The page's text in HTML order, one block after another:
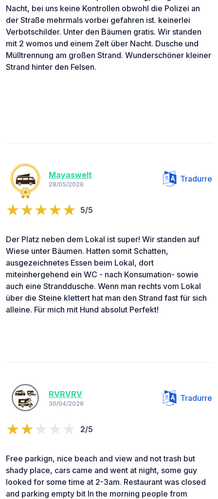
Nacht, bei uns keine Kontrollen obwohl die Polizei an
der Straße mehrmals vorbei gefahren ist. keinerlei
Verbotschilder. Unter den Bäumen gratis. Wir standen
mit 2 womos und einem Zelt über Nacht. Dusche und
Mülltrennung am großen Strand. Wunderschöner kleiner
Strand hinter den Felsen.
Mayaswelt
28/05/2026
Tradurre
5/5
Der Platz neben dem Lokal ist super! Wir standen auf
Wiese unter Bäumen. Hatten somit Schatten,
ausgezeichnetes Essen beim Lokal, dort
miteinhergehend ein WC - nach Konsumation- sowie
auch eine Stranddusche. Wenn man rechts vom Lokal
über die Steine klettert hat man den Strand fast für sich
alleine. Für mich mit Hund absolut Perfekt!
RVRVRV
30/04/2026
Tradurre
2/5
Free parkign, nice beach and view and not trash but
shady place, cars came and went at night, some guy
looked for some time at 2-3am. Restaurant was closed
and parking empty bit In the morning people from